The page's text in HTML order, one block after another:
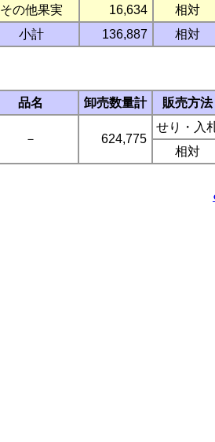
その他果実 16,634
相対
小計
136,887 相対
品名 卸売数量計 販売方法
－ 624,775
せり・入
相対